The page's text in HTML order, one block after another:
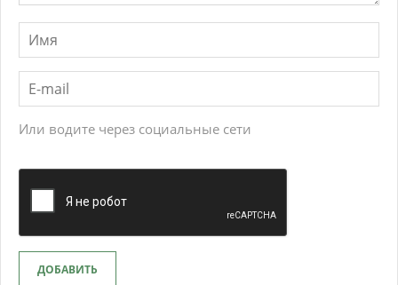
Или водите через социальные сети
ДОБАВИТЬ